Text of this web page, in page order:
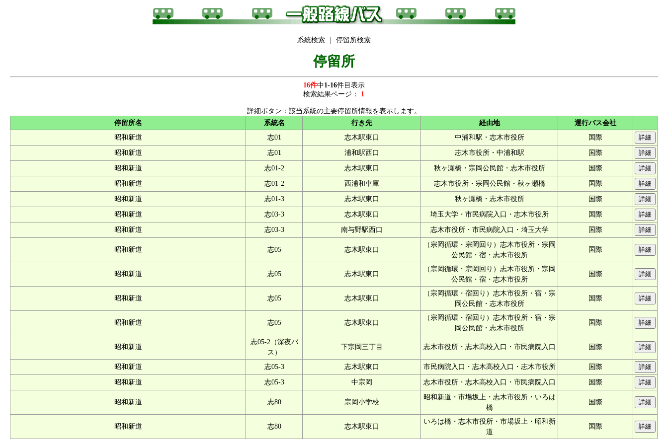
系統検索 停留所検索
停留所
16件中1-16件目表示
検索結果ページ：
1
詳細ボタン：該当系統の主要停留所情報を表示します。
停留所名
系統名 行き先 経由地
運行バス会社
昭和新道
志01 志木駅東口 中浦和駅・志木市役所 国際
昭和新道 志01 浦和駅西口 志木市役所・中浦和駅 国際
昭和新道 志01-2 志木駅東口 秋ヶ瀬橋・宗岡公民館・志木市役所 国際
昭和新道 志01-2 西浦和車庫 志木市役所・宗岡公民館・秋ヶ瀬橋 国際
昭和新道 志01-3 志木駅東口 秋ヶ瀬橋・志木市役所 国際
昭和新道 志03-3 志木駅東口 埼玉大学・市民病院入口・志木市役所 国際
昭和新道 志03-3 南与野駅西口 志木市役所・市民病院入口・埼玉大学 国際
昭和新道 志05 志木駅東口
（宗岡循環・宗岡回り）志木市役所・宗岡
公民館・宿・志木市役所
国際
昭和新道 志05 志木駅東口
（宗岡循環・宗岡回り）志木市役所・宗岡
公民館・宿・志木市役所
国際
昭和新道 志05 志木駅東口
（宗岡循環・宿回り）志木市役所・宿・宗
岡公民館・志木市役所
国際
昭和新道 志05 志木駅東口
（宗岡循環・宿回り）志木市役所・宿・宗
岡公民館・志木市役所
国際
昭和新道
志05-2（深夜バ
ス）
下宗岡三丁目 志木市役所・志木高校入口・市民病院入口 国際
昭和新道 志05-3 志木駅東口 市民病院入口・志木高校入口・志木市役所 国際
昭和新道 志05-3 中宗岡 志木市役所・志木高校入口・市民病院入口 国際
昭和新道 志80 宗岡小学校
昭和新道・市場坂上・志木市役所・いろは
橋
国際
昭和新道 志80 志木駅東口
いろは橋・志木市役所・市場坂上・昭和新
道
国際